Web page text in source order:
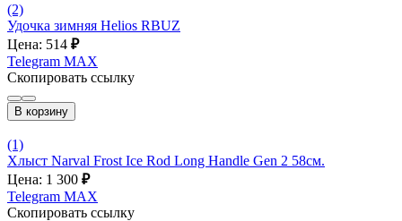
(2)
Удочка зимняя Helios RBUZ
Цена: 514 ₽
Telegram MAX
Скопировать ссылку
В корзину
(1)
Хлыст Narval Frost Ice Rod Long Handle Gen 2 58см.
Цена: 1 300 ₽
Telegram MAX
Скопировать ссылку